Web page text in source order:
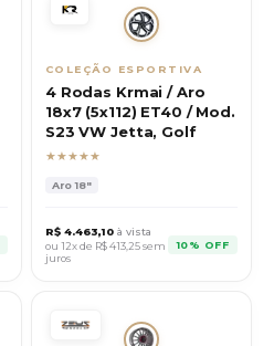
COLEÇÃO ESPORTIVA
4 Rodas Krmai / Aro
18x7 (5x112) ET40 / Mod.
S23 VW Jetta, Golf
★★★★★
Aro18"
R$ 4.463,10 à vista
ou 12x de R$413,25sem
juros
10% OFF